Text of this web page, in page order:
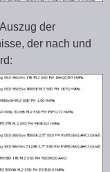
der
der nach und